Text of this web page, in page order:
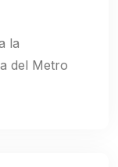
la
del Metro